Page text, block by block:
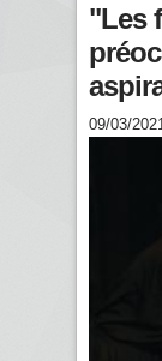
"Les
09/03/